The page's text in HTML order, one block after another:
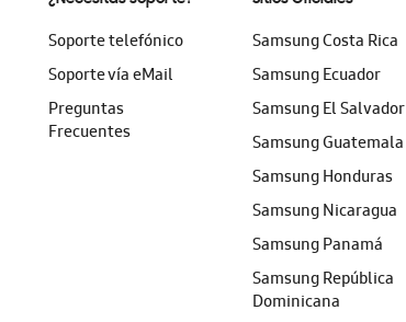
Soporte telefónico
Soporte vía eMail
Preguntas
Frecuentes
Samsung Costa Rica
Samsung Ecuador
Samsung El Salvador
Samsung Guatemala
Samsung Honduras
Samsung Nicaragua
Samsung Panamá
Samsung República
Dominicana